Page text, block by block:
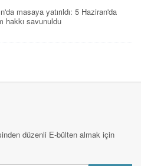
masaya yatırıldı: 5 Haziran'da
hakkı savunuldu
düzenli E-bülten almak için